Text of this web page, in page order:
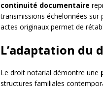
continuité documentaire
transmissions échelonnées sur
actes originaux permet de
L’adaptation
Le droit notarial démontre une
structures familiales